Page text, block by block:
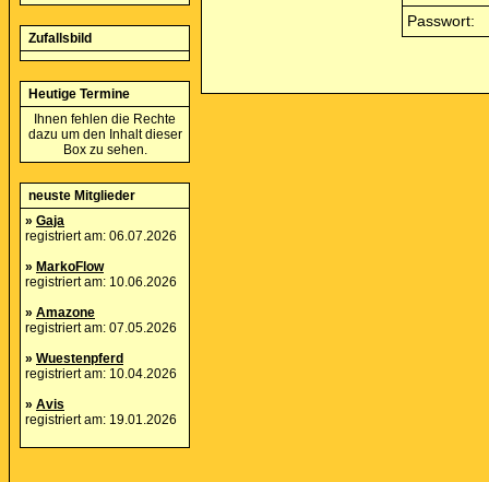
Zufallsbild
Heutige Termine
Ihnen fehlen die Rechte
dazu um den Inhalt dieser
Box zu sehen.
neuste Mitglieder
» Gaja
registriert am: 06.07.2026
» MarkoFlow
registriert am: 10.06.2026
» Amazone
registriert am: 07.05.2026
» Wuestenpferd
registriert am: 10.04.2026
» Avis
registriert am: 19.01.2026
Passwort: